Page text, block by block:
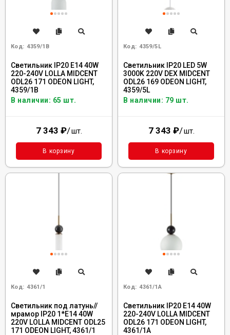
Код: 4359/1B
Светильник IP20 E14 40W
220-240V LOLLA MIDCENT
ODL26 171 ODEON LIGHT,
4359/1B
В наличии: 65 шт.
7 343 ₽/шт.
В корзину
Код: 4359/5L
Светильник IP20 LED 5W
3000K 220V DEX MIDCENT
ODL26 169 ODEON LIGHT,
4359/5L
В наличии: 79 шт.
7 343 ₽/шт.
В корзину
Код: 4361/1
Светильник под латунь//
мрамор IP20 1*E14 40W
220V LOLLA MIDCENT ODL25
171 ODEON LIGHT, 4361/1
Код: 4361/1A
Светильник IP20 E14 40W
220-240V LOLLA MIDCENT
ODL26 171 ODEON LIGHT,
4361/1A